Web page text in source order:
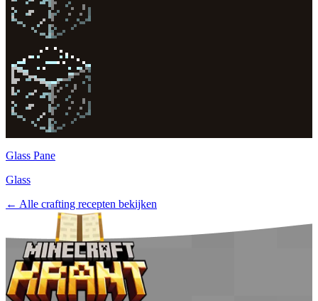
Glass Pane
Glass
← Alle crafting recepten bekijken